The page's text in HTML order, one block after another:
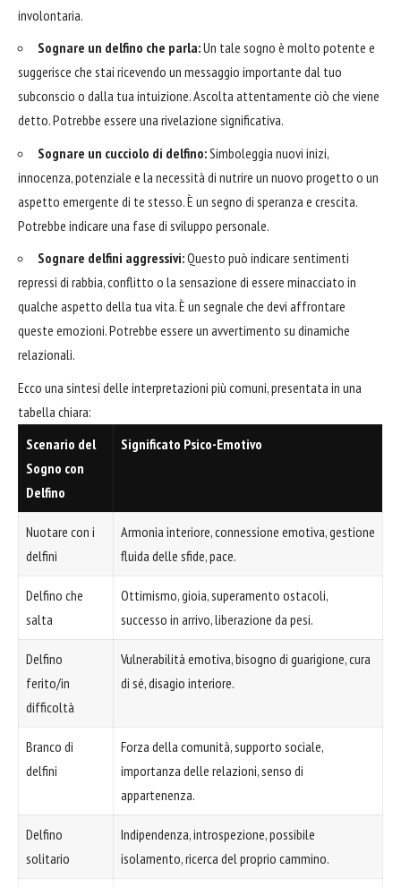
involontaria.
Sognare un delfino che parla:Un tale sogno è molto potente e
suggerisce che stai ricevendo un messaggio importante dal tuo
subconscio o dalla tua intuizione. Ascolta attentamente ciò che viene
detto. Potrebbe essere una rivelazione significativa.
Sognare un cucciolo di delfino:Simboleggia nuovi inizi,
innocenza, potenziale e la necessità di nutrire un nuovo progetto o un
aspetto emergente di te stesso. È un segno di speranza e crescita.
Potrebbe indicare una fase di sviluppo personale.
Sognare delfini aggressivi:Questo può indicare sentimenti
repressi di rabbia, conflitto o la sensazione di essere minacciato in
qualche aspetto della tua vita. È un segnale che devi affrontare
queste emozioni. Potrebbe essere un avvertimento su dinamiche
relazionali.
Ecco una sintesi delle interpretazioni più comuni, presentata in una
tabella chiara:
Scenario del
Sogno con
Delfino
Significato Psico-Emotivo
Nuotare con i
delfini
Armonia interiore, connessione emotiva, gestione
fluida delle sfide, pace.
Delfino che
salta
Ottimismo, gioia, superamento ostacoli,
successo in arrivo, liberazione da pesi.
Delfino
ferito/in
difficoltà
Vulnerabilità emotiva, bisogno di guarigione, cura
di sé, disagio interiore.
Branco di
delfini
Forza della comunità, supporto sociale,
importanza delle relazioni, senso di
appartenenza.
Delfino
solitario
Indipendenza, introspezione, possibile
isolamento, ricerca del proprio cammino.